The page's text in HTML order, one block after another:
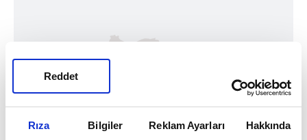
Rıza Bilgiler Reklam Ayarları Hakkında
Reddet